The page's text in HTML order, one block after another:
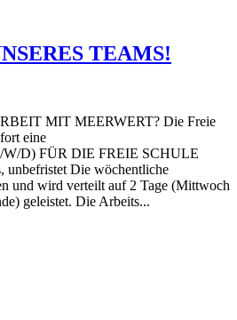
TEAMS!
MIT MEERWERT? Die Freie
eine
D) FÜR DIE FREIE SCHULE
Die wöchentliche
und wird verteilt auf 2 Tage (Mittwoch
geleistet. Die Arbeits...